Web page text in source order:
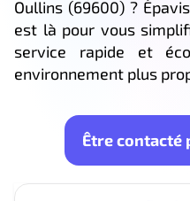
Oullins (69600) ?
est là pour vous
service rapide et
environnement plus
Être contacté